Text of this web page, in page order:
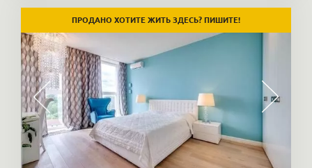
ПРОДАНО ХОТИТЕ ЖИТЬ ЗДЕСЬ? ПИШИТЕ!